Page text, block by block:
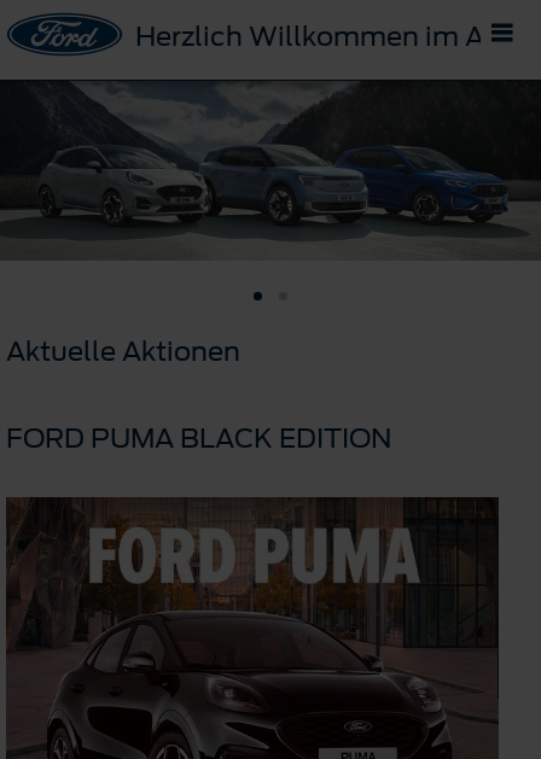
Herzlich Willkommen im
Aktuelle Aktionen
FORD PUMA BLACK EDITION